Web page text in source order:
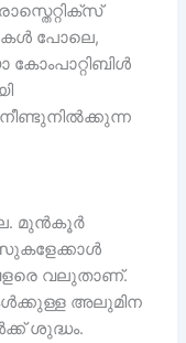
പോലെ,
നീണ്ടുനിൽക്കുന്ന
മുൻകൂർ
വലുതാണ്.
അലുമിന
ശുദ്ധം.